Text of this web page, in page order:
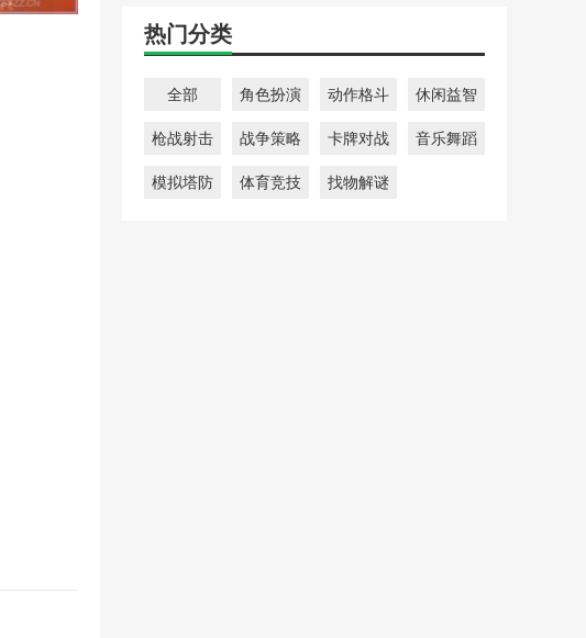
热门分类
全部 角色扮演 动作格斗 休闲益智
枪战射击 战争策略 卡牌对战 音乐舞蹈
模拟塔防 体育竞技 找物解谜